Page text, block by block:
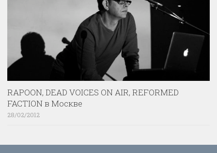
RAPOON, DEAD VOICES ON AIR, REFORMED
FACTION в Москве
28/02/2012